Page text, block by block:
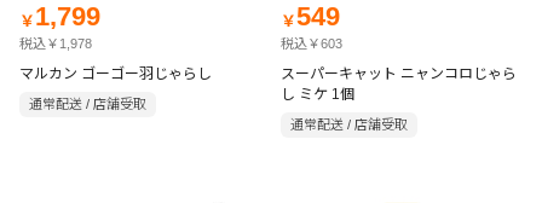
￥ 1,799
税込￥1,978
マルカン ゴーゴー羽じゃらし
通常配送 / 店舗受取
￥549
税込￥603
スーパーキャット ニャンコロじゃら
し ミケ 1個
通常配送 / 店舗受取